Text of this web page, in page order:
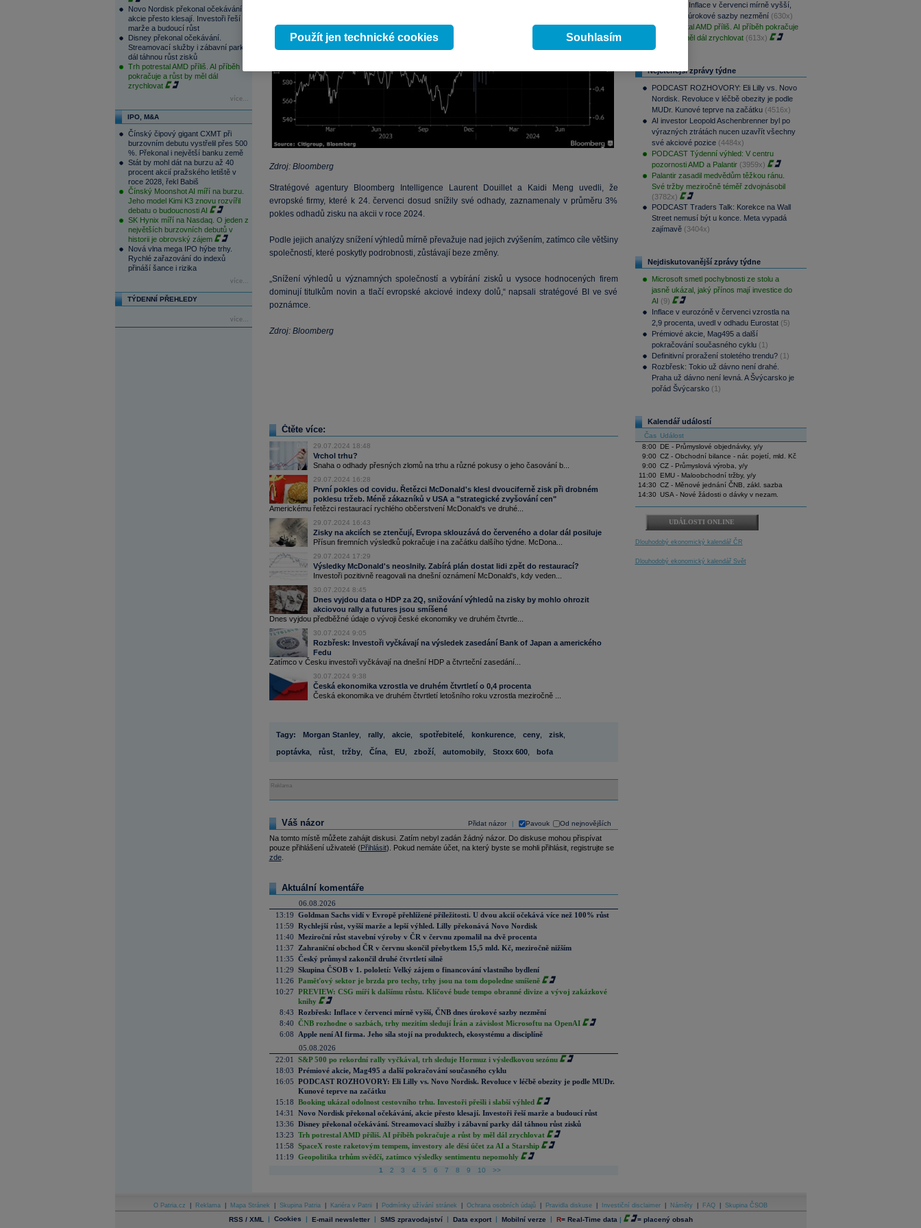
Novo Nordisk překonal očekávání,
akcie přesto klesají. Investoři řeší
marže a budoucí růst
Disney překonal očekávání.
Streamovací služby i zábavní parky
dál táhnou růst zisků
Trh potrestal AMD příliš. AI příběh
pokračuje a růst by měl dál
zrychlovat
více...
IPO, M&A
Čínský čipový gigant CXMT při
burzovním debutu vystřelil přes 500
%. Překonal i největší banku země
Stát by mohl dát na burzu až 40
procent akcií pražského letiště v
roce 2028, řekl Babiš
Čínský Moonshot AI míří na burzu.
Jeho model Kimi K3 znovu rozvířil
debatu o budoucnosti AI
SK Hynix míří na Nasdaq. O jeden z
největších burzovních debutů v
historii je obrovský zájem
Nová vlna mega IPO hýbe trhy.
Rychlé zařazování do indexů
přináší šance i rizika
více...
TÝDENNÍ PŘEHLEDY
více...
Zdroj: Bloomberg
Stratégové agentury Bloomberg Intelligence Laurent Douillet a Kaidi Meng uvedli, že
evropské firmy, které k 24. červenci dosud snížily své odhady, zaznamenaly v průměru 3%
pokles odhadů zisku na akcii v roce 2024.
Podle jejich analýzy snížení výhledů mírně převažuje nad jejich zvýšením, zatímco cíle většiny
společností, které poskytly podrobnosti, zůstávají beze změny.
„Snížení výhledů u významných společností a vybírání zisků u vysoce hodnocených firem
dominují titulkům novin a tlačí evropské akciové indexy dolů,“ napsali stratégové BI ve své
poznámce.
Zdroj: Bloomberg
Čtěte více:
29.07.2024 18:48
Vrchol trhu?
Snaha o odhady přesných zlomů na trhu a různé pokusy o jeho časování b...
29.07.2024 16:28
První pokles od covidu. Řetězci McDonald's klesl dvouciferně zisk při drobném
poklesu tržeb. Méně zákazníků v USA a "strategické zvyšování cen"
Americkému řetězci restaurací rychlého občerstvení McDonald's ve druhé...
29.07.2024 16:43
Zisky na akciích se ztenčují, Evropa sklouzává do červeného a dolar dál posiluje
Přísun firemních výsledků pokračuje i na začátku dalšího týdne. McDona...
29.07.2024 17:29
Výsledky McDonald's neoslnily. Zabírá plán dostat lidi zpět do restaurací?
Investoři pozitivně reagovali na dnešní oznámení McDonald's, kdy veden...
30.07.2024 8:45
Dnes vyjdou data o HDP za 2Q, snižování výhledů na zisky by mohlo ohrozit
akciovou rally a futures jsou smíšené
Dnes vyjdou předběžné údaje o vývoji české ekonomiky ve druhém čtvrtle...
30.07.2024 9:05
Rozbřesk: Investoři vyčkávají na výsledek zasedání Bank of Japan a amerického
Fedu
Zatímco v Česku investoři vyčkávají na dnešní HDP a čtvrteční zasedání...
30.07.2024 9:38
Česká ekonomika vzrostla ve druhém čtvrtletí o 0,4 procenta
Česká ekonomika ve druhém čtvrtletí letošního roku vzrostla meziročně ...
Tagy: Morgan Stanley, rally, akcie, spotřebitelé, konkurence, ceny, zisk,
poptávka, růst, tržby, Čína, EU, zboží, automobily, Stoxx 600, bofa
Reklama
Přidat názor Pavouk Od nejnovějších
Váš názor
Na tomto místě můžete zahájit diskusi. Zatím nebyl zadán žádný názor. Do diskuse mohou přispívat
pouze přihlášení uživatelé (Přihlásit). Pokud nemáte účet, na který byste se mohli přihlásit, registrujte se
zde.
Aktuální komentáře
06.08.2026
13:19 Goldman Sachs vidí v Evropě přehlížené příležitosti. U dvou akcií očekává více než 100% růst
11:59 Rychlejší růst, vyšší marže a lepší výhled. Lilly překonává Novo Nordisk
11:40 Meziroční růst stavební výroby v ČR v červnu zpomalil na dvě procenta
11:37
Zahraniční obchod ČR v červnu skončil přebytkem 15,5 mld. Kč, meziročně nižším
11:35 Český průmysl zakončil druhé čtvrtletí silně
11:29 Skupina ČSOB v 1. pololetí: Velký zájem o financování vlastního bydlení
11:26 Paměťový sektor je brzda pro techy, trhy jsou na tom dopoledne smíšeně
10:27 PREVIEW: CSG míří k dalšímu růstu. Klíčové bude tempo obranné divize a vývoj zakázkové
knihy
8:43 Rozbřesk: Inflace v červenci mírně vyšší, ČNB dnes úrokové sazby nezmění
8:40 ČNB rozhodne o sazbách, trhy mezitím sledují Írán a závislost Microsoftu na OpenAI
6:08
Apple není AI firma. Jeho síla stojí na produktech, ekosystému a disciplíně
05.08.2026
22:01
S&P 500 po rekordní rally vyčkával, trh sleduje Hormuz i výsledkovou sezónu
18:03 Prémiové akcie, Mag495 a další pokračování současného cyklu
16:05 PODCAST ROZHOVORY: Eli Lilly vs. Novo Nordisk. Revoluce v léčbě obezity je podle MUDr.
Kunové teprve na začátku
15:18 Booking ukázal odolnost cestovního trhu. Investoři přešli i slabší výhled
14:31
Novo Nordisk překonal očekávání, akcie přesto klesají. Investoři řeší marže a budoucí růst
13:36 Disney překonal očekávání. Streamovací služby i zábavní parky dál táhnou růst zisků
13:23 Trh potrestal AMD příliš. AI příběh pokračuje a růst by měl dál zrychlovat
11:58 SpaceX roste raketovým tempem, investory ale děsí účet za AI a Starship
11:19 Geopolitika trhům svědčí, zatímco výsledky sentimentu nepomohly
1 2 3 4 5 6 7 8 9 10 >>
Rozbřesk: Inflace v červenci mírně vyšší,
ČNB dnes úrokové sazby nezmění (630x)
Trh potrestal AMD příliš. AI příběh pokračuje
a růst by měl dál zrychlovat (613x)
Nejčtenější zprávy týdne
PODCAST ROZHOVORY: Eli Lilly vs. Novo
Nordisk. Revoluce v léčbě obezity je podle
MUDr. Kunové teprve na začátku (4516x)
AI investor Leopold Aschenbrenner byl po
výrazných ztrátách nucen uzavřít všechny
své akciové pozice (4484x)
PODCAST Týdenní výhled: V centru
pozornosti AMD a Palantir (3959x)
Palantir zasadil medvědům těžkou ránu.
Své tržby meziročně téměř zdvojnásobil
(3782x)
PODCAST Traders Talk: Korekce na Wall
Street nemusí být u konce. Meta vypadá
zajímavě (3404x)
Nejdiskutovanější zprávy týdne
Microsoft smetl pochybnosti ze stolu a
jasně ukázal, jaký přínos mají investice do
AI (9)
Inflace v eurozóně v červenci vzrostla na
2,9 procenta, uvedl v odhadu Eurostat (5)
Prémiové akcie, Mag495 a další
pokračování současného cyklu (1)
Definitivní proražení stoletého trendu? (1)
Rozbřesk: Tokio už dávno není drahé.
Praha už dávno není levná. A Švýcarsko je
pořád Švýcarsko (1)
Kalendář událostí
Čas Událost
8:00
DE - Průmyslové objednávky, y/y
9:00 CZ - Obchodní bilance - nár. pojetí, mld. Kč
9:00 CZ - Průmyslová výroba, y/y
11:00
EMU - Maloobchodní tržby, y/y
14:30 CZ - Měnové jednání ČNB, zákl. sazba
14:30 USA - Nové žádosti o dávky v nezam.
UDÁLOSTI ONLINE
Dlouhodobý ekonomický kalendář ČR
Dlouhodobý ekonomický kalendář Svět
O Patria.cz Reklama Mapa Stránek Skupina Patria Kariéra v Patrii Podmínky užívání stránek Ochrana osobních údajů Pravidla diskuse Investiční disclaimer Náměty FAQ Skupina ČSOB
RSS / XML | Cookies | E-mail newsletter | SMS zpravodajství | Data export | Mobilní verze | R= Real-Time data | = placený obsah
Použít jen technické cookies Souhlasím